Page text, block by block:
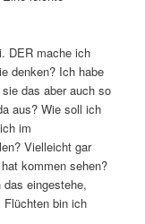
DER mache ich
denken? Ich habe
das aber auch so
aus? Wie soll ich
im
Vielleicht gar
kommen sehen?
eingestehe,
bin ich